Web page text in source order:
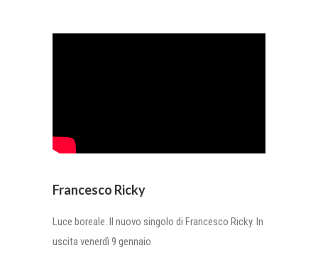
Francesco Ricky
Luce boreale. Il nuovo singolo di Francesco Ricky. In
uscita venerdì 9 gennaio